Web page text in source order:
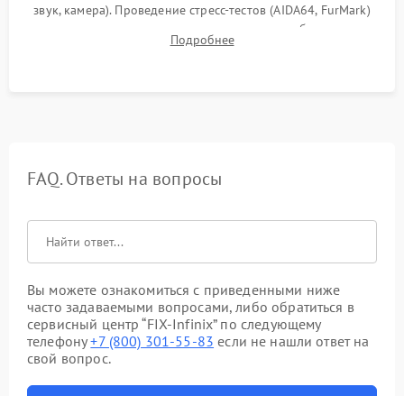
звук, камера). Проведение стресс-тестов (AIDA64, FurMark)
для контроля температурного режима и стабильности
системы под пиковой нагрузкой.
Подробнее
FAQ. Ответы на вопросы
Вы можете ознакомиться с приведенными ниже
часто задаваемыми вопросами, либо обратиться в
сервисный центр “FIX-Infinix” по следующему
телефону+7 (800) 301-55-83 если не нашли ответ на
свой вопрос.